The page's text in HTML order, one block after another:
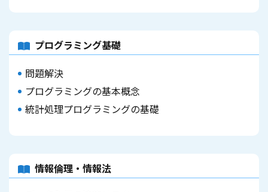
プログラミング基礎
問題解決
プログラミングの基本概念
統計処理プログラミングの基礎
情報倫理・情報法